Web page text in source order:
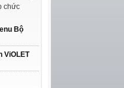
chức
Bộ
ViOLET